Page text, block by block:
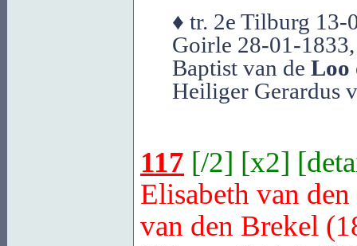
♦ tr. 2e Tilburg 13-
Goirle 28-01-
Baptist van de Loo
Heiliger Gerardus
117 [/2] [x2] [
Elisabeth van den
van den Brekel